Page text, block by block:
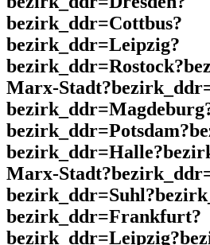
bezirk_ddr=Cottbus?
bezirk_ddr=Leipzig?
Marx-
Marx-
bezirk_ddr=Frankfurt?